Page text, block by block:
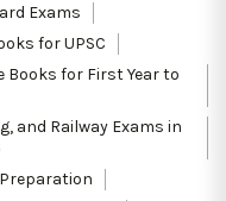
Exams
for UPSC
Books for First Year to
and Railway Exams in